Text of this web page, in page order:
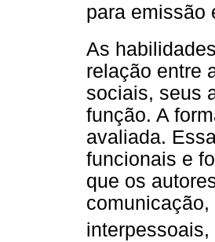
para emissão
As
relação entre
sociais, seus
função. A
avaliada.
funcionais e
que os
interpessoais,